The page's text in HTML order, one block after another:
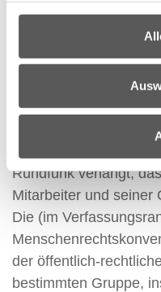
kein
Versuch wert, den
Landeshauptmann
Der öffentlich-
Rundfunk verlangt,
Mitarbeiter und seiner
Die (im
der öffentlich-
bestimmten Gruppe,